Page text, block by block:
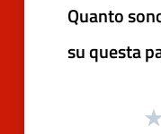
Quanto
su questa